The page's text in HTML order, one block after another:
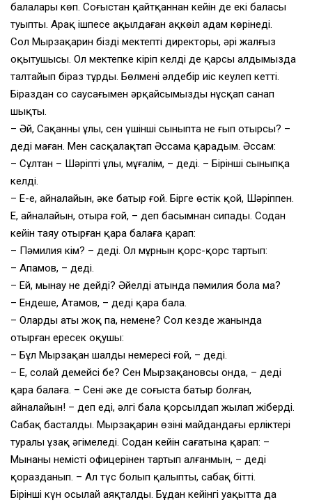
балалары көп. Соғыстан қайтқаннан кейін де екі баласы
туыпты. Арақ ішпесе аңқылдаған ақкөңіл адам көрінеді.
Сол Мырзақарин біздің мектептің директоры, әрі жалғыз
оқытушысы. Ол мектепке кіріп келді де қарсы алдымызда
талтайып біраз тұрды. Бөлмені әлдебір иіс кеулеп кетті.
Біраздан соң саусағымен әрқайсымызды нұсқап санап
шықты.
– Әй, Сақанның ұлы, сен үшінші сыныпта не ғып отырсың? –
деді маған. Мен сасқалақтап Әссама қарадым. Әссам:
– Сұлтан – Шәріптің ұлы, мұғалім, – деді. – Бірінші сыныпқа
келді.
– Е-е, айналайын, әкең батыр ғой. Бірге өстік қой, Шәріппен.
Е, айналайын, отыра ғой, – деп басымнан сипады. Содан
кейін таяу отырған қара балаға қарап:
– Пәмилияң кім? – деді. Ол мұрнын қорс-қорс тартып:
– Апамов, – деді.
– Ей, мынау не дейді? Әйелдің атында пәмилия бола ма?
– Ендеше, Атамов, – деді қара бала.
– Олардың аты жоқ па, немене? Сол кезде жанында
отырған ересек оқушы:
– Бұл Мырзақан шалдың немересі ғой, – деді.
– Е, солай демейсің бе? Сен Мырзақановсың онда, – деді
қара балаға. – Сенің әкең де соғыста батыр болған,
айналайын! – деп еді, әлгі бала қорсылдап жылап жіберді.
Сабақ басталды. Мырзақарин өзінің майдандағы ерліктері
туралы ұзақ әңгімеледі. Содан кейін сағатына қарап: –
Мынаны немістің офицерінен тартып алғанмын, – деді
қоразданып. – Ал түс болып қалыпты, сабақ бітті.
Бірінші күн осылай аяқталды. Бұдан кейінгі уақытта да